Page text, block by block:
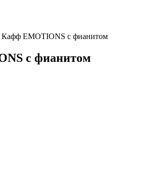
EMOTIONS с фианитом
с фианитом